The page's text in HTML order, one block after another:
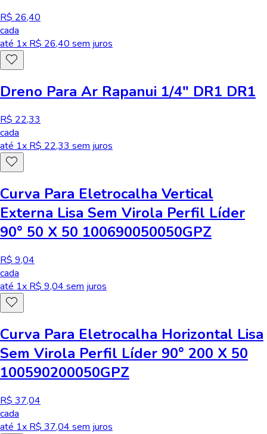
R$ 26,40
cada
até 1x R$ 26,40 sem juros
Dreno Para Ar Rapanui 1/4" DR1 DR1
R$ 22,33
cada
até 1x R$ 22,33 sem juros
Curva Para Eletrocalha Vertical
Externa Lisa Sem Virola Perfil Líder
90° 50 X 50 100690050050GPZ
R$ 9,04
cada
até 1x R$ 9,04 sem juros
Curva Para Eletrocalha Horizontal Lisa
Sem Virola Perfil Líder 90° 200 X 50
100590200050GPZ
R$ 37,04
cada
até 1x R$ 37,04 sem juros